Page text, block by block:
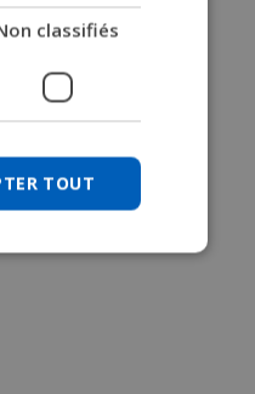
DUTCH
GERMAN
DANISH
NORWEGIAN
classifiés
TOUT